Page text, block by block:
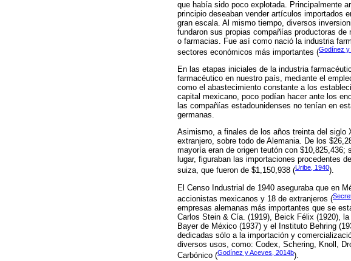
que había sido poco explotada. Principalmente
principio deseaban vender artículos importados
gran escala. Al mismo tiempo, diversos
fundaron sus propias compañías productoras
o farmacias. Fue así como nació la industria
sectores económicos más importantes (Godínez y
En las etapas iniciales de la industria
farmacéutico en nuestro país, mediante el
como el abastecimiento constante a los
capital mexicano, poco podían hacer ante los
las compañías estadounidenses no tenían en
germanas.
Asimismo, a finales de los años treinta del siglo
extranjero, sobre todo de Alemania. De los
mayoría eran de origen teutón con
lugar, figuraban las importaciones procedentes
suiza, que fueron de $1,150,938 (Uribe, 1940).
El Censo Industrial de 1940 aseguraba que en
accionistas mexicanos y 18 de extranjeros (
empresas alemanas más importantes que se
Carlos Stein & Cía. (1919), Beick Félix (1920),
Bayer de México (1937) y el Instituto Behring
dedicadas sólo a la importación y
diversos usos, como: Codex, Schering, Knoll,
Carbónico (Godínez y Aceves, 2014b).